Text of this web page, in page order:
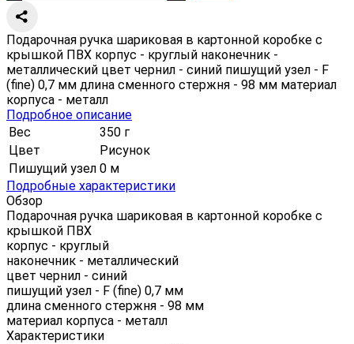
Подарочная ручка шариковая в картонной коробке с
крышкой ПВХ корпус - круглый наконечник -
металлический цвет чернил - синий пишущий узел - F
(fine) 0,7 мм длина сменного стержня - 98 мм материал
корпуса - металл
Подробное описание
Вес
350 г
Цвет
Рисунок
Пишущий узел 0 м
Подробные характеристики
Обзор
Подарочная ручка шариковая в картонной коробке с
крышкой ПВХ
корпус - круглый
наконечник - металлический
цвет чернил - синий
пишущий узел - F (fine) 0,7 мм
длина сменного стержня - 98 мм
материал корпуса - металл
Характеристики